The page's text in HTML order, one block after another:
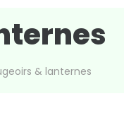
& lanternes